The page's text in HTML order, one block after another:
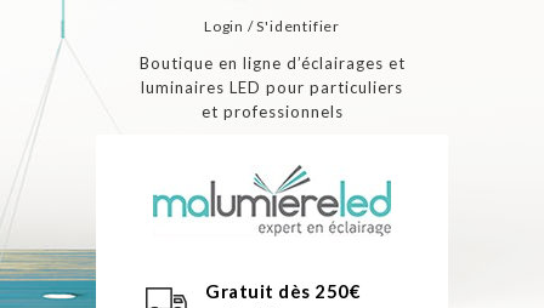
Login / S'identifier
Boutique en ligne d’éclairages et
luminaires LED pour particuliers
et professionnels
Gratuit dès 250€